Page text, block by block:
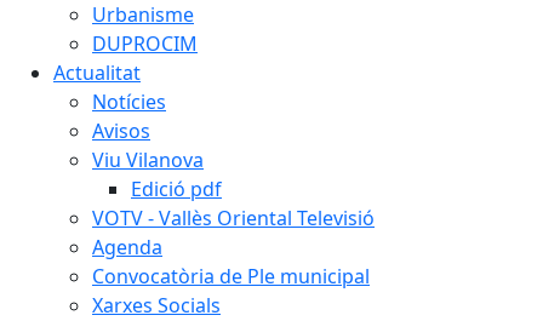
Urbanisme
DUPROCIM
Actualitat
Notícies
Avisos
Viu Vilanova
Edició pdf
VOTV - Vallès Oriental Televisió
Agenda
Convocatòria de Ple municipal
Xarxes Socials